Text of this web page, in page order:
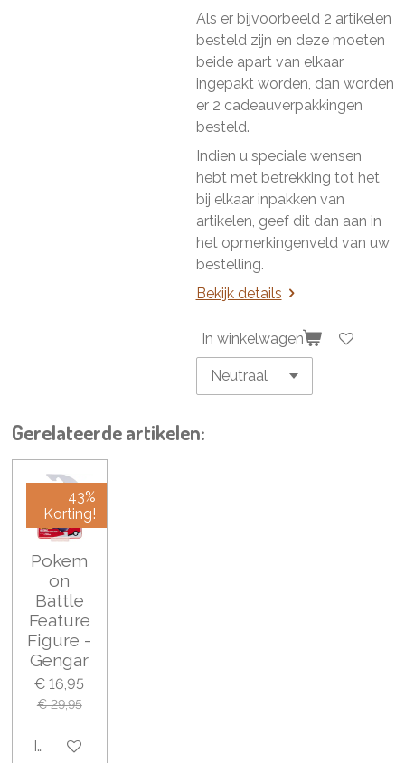
Als er bijvoorbeeld 2 artikelen
besteld zijn en deze moeten
beide apart van elkaar
ingepakt worden, dan worden
er 2 cadeauverpakkingen
besteld.
Indien u speciale wensen
hebt met betrekking tot het
bij elkaar inpakken van
artikelen, geef dit dan aan in
het opmerkingenveld van uw
bestelling.
Bekijk details
In winkelwagen
Gerelateerde artikelen:
43%
Korting!
Pokem
on
Battle
Feature
Figure -
Gengar
€ 16,95
€ 29,95
In winkelwagen